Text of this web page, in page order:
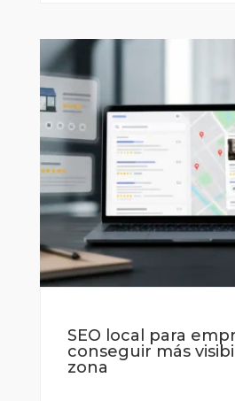
SEO local para
conseguir más
zona